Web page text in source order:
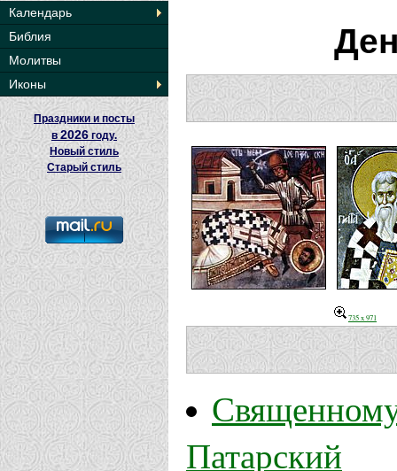
Календарь
Библия
Молитвы
Иконы
Праздники и посты
в2026 году.
Новый стиль
Старый стиль
735 x 971
Патарский